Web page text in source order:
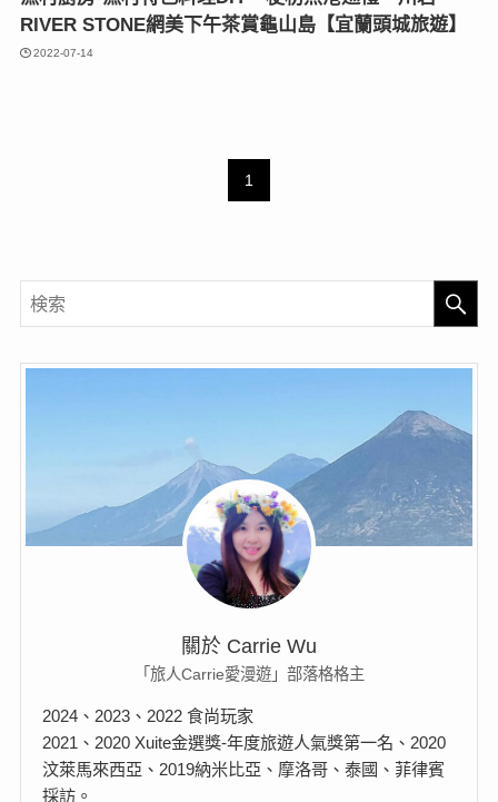
RIVER STONE網美下午茶賞龜山島【宜蘭頭城旅遊】
2022-07-14
1
關於 Carrie Wu
「旅人Carrie愛漫遊」部落格格主
2024、2023、2022 食尚玩家
2021、2020 Xuite金選獎-年度旅遊人氣獎第一名、2020
汶萊馬來西亞、2019納米比亞、摩洛哥、泰國、菲律賓
採訪。